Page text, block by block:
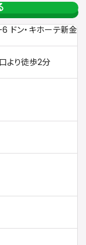
ン・キホーテ新金
より徒歩2分